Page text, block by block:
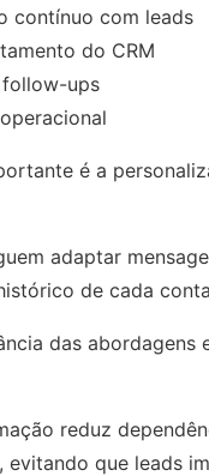
contínuo com leads
do CRM
ups
é a
adaptar
de cada
das abordagens
reduz
evitando que leads